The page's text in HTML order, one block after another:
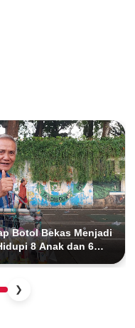
Botol Bekas Menjadi
8 Anak dan 6
❯